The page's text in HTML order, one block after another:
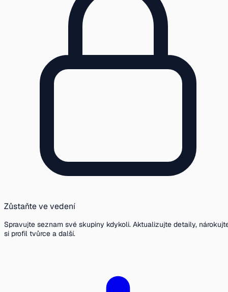
Zůstaňte ve vedení
Spravujte seznam své skupiny kdykoli. Aktualizujte detaily,
si profil tvůrce a další.